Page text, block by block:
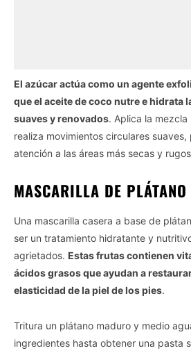
El azúcar actúa como un agente
que el aceite de coco nutre e hidrata
suaves y renovados. Aplica la
realiza movimientos circulares
atención a las áreas más secas y
MASCARILLA DE
Una mascarilla casera a base de
ser un tratamiento hidratante y
agrietados. Estas frutas contienen
ácidos grasos que ayudan a
elasticidad de la piel de los pies.
Tritura un plátano maduro y medio
ingredientes hasta obtener una pasta